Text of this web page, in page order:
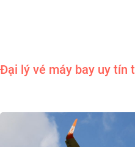
Đại lý vé máy bay uy tín